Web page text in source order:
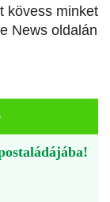
kövess minket
News oldalán